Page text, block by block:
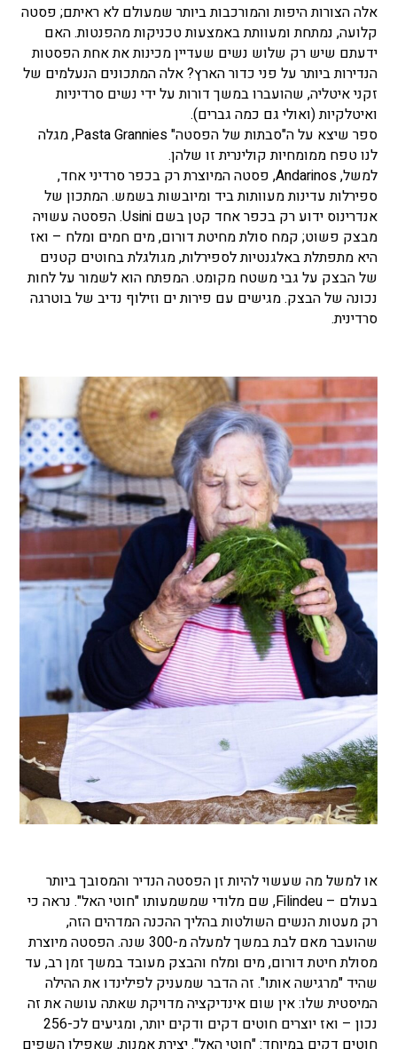
אלה הצורות היפות והמורכבות ביותר שמעולם לא ראיתם; פסטה
קלועה, נמתחת ומעוותת באמצעות טכניקות מהפנטות. האם
ידעתם שיש רק שלוש נשים שעדיין מכינות את אחת הפסטות
הנדירות ביותר על פני כדור הארץ? אלה המתכונים הנעלמים של
זקני איטליה, שהועברו במשך דורות על ידי נשים סרדיניות
ואיטלקיות (ואולי גם כמה גברים).
ספר שיצא על ה"סבתות של הפסטה" Pasta Grannies, מגלה
לנו טפח ממומחיות קולינרית זו שלהן.
למשל, Andarinos, פסטה המיוצרת רק בכפר סרדיני אחד,
ספירלות עדינות מעוותות ביד ומיובשות בשמש. המתכון של
אנדרינוס ידוע רק בכפר אחד קטן בשם Usini. הפסטה עשויה
מבצק פשוט; קמח סולת מחיטת דורום, מים חמים ומלח – ואז
היא מתפתלת באלגנטיות לספירלות, מגולגלת בחוטים קטנים
של הבצק על גבי משטח מקומט. המפתח הוא לשמור על לחות
נכונה של הבצק. מגישים עם פירות ים וזילוף נדיב של בוטרגה
סרדינית.
או למשל מה שעשוי להיות זן הפסטה הנדיר והמסובך ביותר
בעולם – Filindeu, שם מלודי שמשמעותו "חוטי האל". נראה כי
רק מעטות הנשים השולטות בהליך ההכנה המדהים הזה,
שהועבר מאם לבת במשך למעלה מ-300 שנה. הפסטה מיוצרת
מסולת חיטת דורום, מים ומלח והבצק מעובד במשך זמן רב, עד
שהיד "מרגישה אותו". זה הדבר שמעניק לפילינדו את ההילה
המיסטית שלו: אין שום אינדיקציה מדויקת שאתה עושה את זה
נכון – ואז יוצרים חוטים דקים ודקים יותר, ומגיעים לכ-256
חוטים דקים במיוחד: "חוטי האל". יצירת אמנות, שאפילו השפים